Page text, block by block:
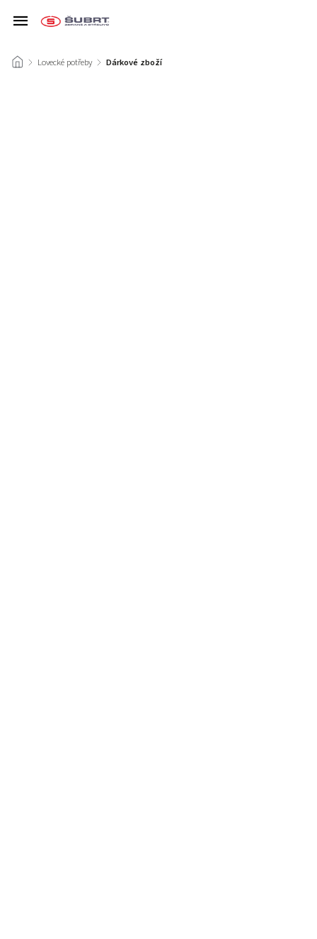
/ Lovecké potřeby / Dárkové zboží